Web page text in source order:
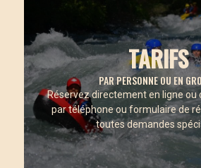
TARIFS
PAR PERSONNE OU EN
Réservez directement en ligne ou
par téléphone ou formulaire de
toutes demandes
Par personne : €75